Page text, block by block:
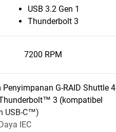
USB 3.2 Gen 1
Thunderbolt 3
7200 RPM
Penyimpanan G-RAID Shuttle 4
3 (kompatibel
USB-C™)
IEC